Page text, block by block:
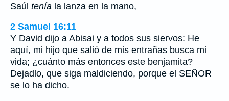
Saúl tenía la lanza en la mano,
2 Samuel 16:11
Y David dijo a Abisai y a todos sus siervos: He
aquí, mi hijo que salió de mis entrañas busca mi
vida; ¿cuánto más entonces este benjamita?
Dejadlo, que siga maldiciendo, porque el SEÑOR
se lo ha dicho.